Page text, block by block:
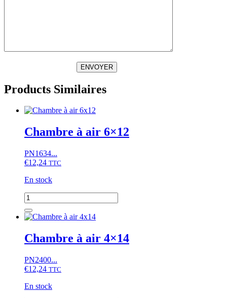
ENVOYER
Products Similaires
Chambre à air 6×12
PN1634...
€12,24 TTC
En stock
quantité
de
Chambre
air
6x12
Chambre à air 4×14
PN2400...
€12,24 TTC
En stock